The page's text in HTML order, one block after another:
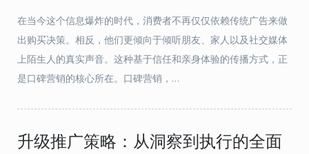
在当今这个信息爆炸的时代，消费者不再仅仅依赖传统广告来做
出购买决策。相反，他们更倾向于倾听朋友、家人以及社交媒体
上陌生人的真实声音。这种基于信任和亲身体验的传播方式，正
是口碑营销的核心所在。口碑营销，…
升级推广策略：从洞察到执行的全面